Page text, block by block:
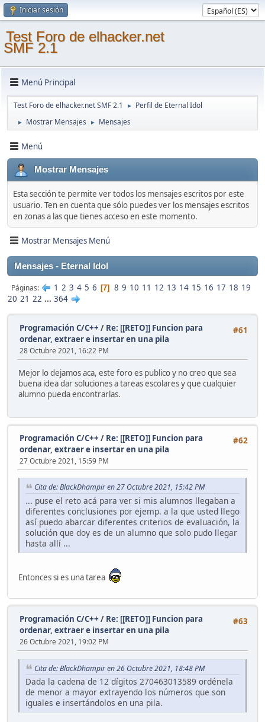
Iniciar sesión
Test Foro de elhacker.net
SMF 2.1
Menú Principal
Test Foro de elhacker.net SMF 2.1 ► Perfil de Eternal Idol
► Mostrar Mensajes ► Mensajes
Menú
Mostrar Mensajes
Esta sección te permite ver todos los mensajes escritos por este
usuario. Ten en cuenta que sólo puedes ver los mensajes escritos
en zonas a las que tienes acceso en este momento.
Mostrar Mensajes Menú
Mensajes - Eternal Idol
Páginas 1 2 3 4 5 6 7 8 9 10 11 12 13 14 15 16 17 18 19
20 21 22 ... 364
#61
Programación C/C++ / Re: [[RETO]] Funcion para
ordenar, extraer e insertar en una pila
28 Octubre 2021, 16:22 PM
Mejor lo dejamos aca, este foro es publico y no creo que sea
buena idea dar soluciones a tareas escolares y que cualquier
alumno pueda encontrarlas.
#62
Programación C/C++ / Re: [[RETO]] Funcion para
ordenar, extraer e insertar en una pila
27 Octubre 2021, 15:59 PM
Cita de: BlackDhampir en 27 Octubre 2021, 15:42 PM
... puse el reto acá para ver si mis alumnos llegaban a
diferentes conclusiones por ejemp. a la que usted llego
así puedo abarcar diferentes criterios de evaluación, la
solución que doy es de un alumno que solo pudo llegar
hasta allí ...
Entonces si es una tarea
#63
Programación C/C++ / Re: [[RETO]] Funcion para
ordenar, extraer e insertar en una pila
26 Octubre 2021, 19:02 PM
Cita de: BlackDhampir en 26 Octubre 2021, 18:48 PM
Dada la cadena de 12 dígitos 270463013589 ordénela
de menor a mayor extrayendo los números que son
iguales e insertándolos en una pila.